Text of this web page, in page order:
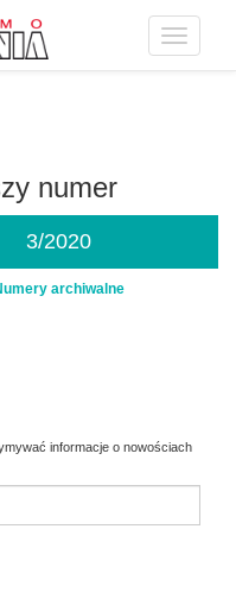
Toggle
numer
3/2020
archiwalne
informacje o nowościach